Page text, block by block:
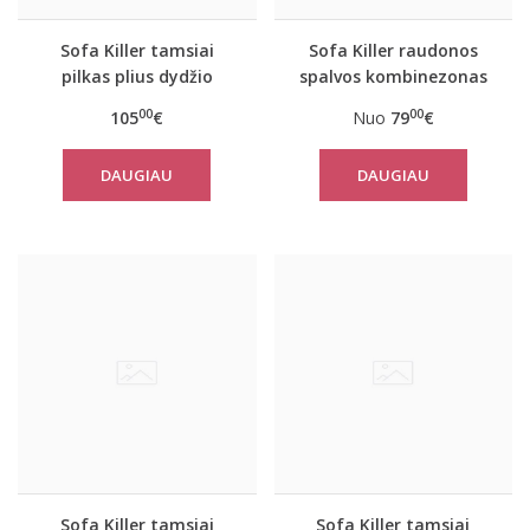
Sofa Killer tamsiai
pilkas plius dydžio
10500€
DAUGIAU
Sofa Killer raudonos
spalvos kombinezonas
Texas
Nuo 7900€
DAUGIAU
Sofa Killer tamsiai Sofa Killer tamsiai